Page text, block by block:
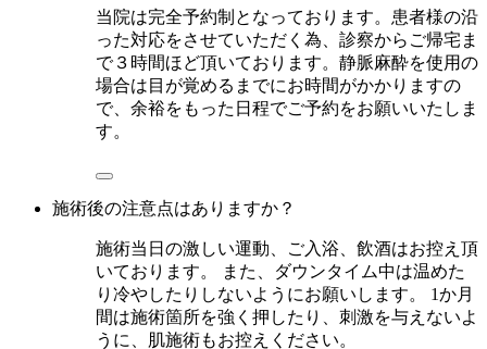
当院は完全予約制となっております。患者様の沿
った対応をさせていただく為、診察からご帰宅ま
で３時間ほど頂いております。静脈麻酔を使用の
場合は目が覚めるまでにお時間がかかりますの
で、余裕をもった日程でご予約をお願いいたしま
す。
施術後の注意点はありますか？
施術当日の激しい運動、ご入浴、飲酒はお控え頂
いております。 また、ダウンタイム中は温めた
り冷やしたりしないようにお願いします。 1か月
間は施術箇所を強く押したり、刺激を与えないよ
うに、肌施術もお控えください。